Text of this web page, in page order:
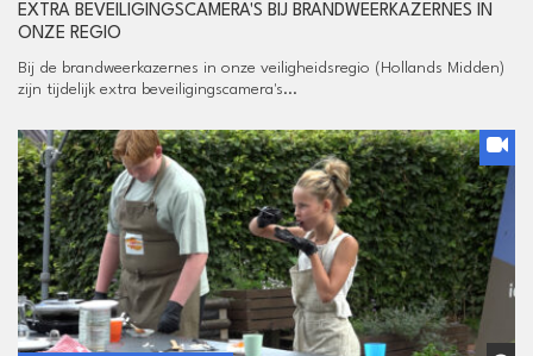
EXTRA BEVEILIGINGSCAMERA'S BIJ BRANDWEERKAZERNES IN
ONZE REGIO
Bij de brandweerkazernes in onze veiligheidsregio (Hollands Midden)
zijn tijdelijk extra beveiligingscamera's...